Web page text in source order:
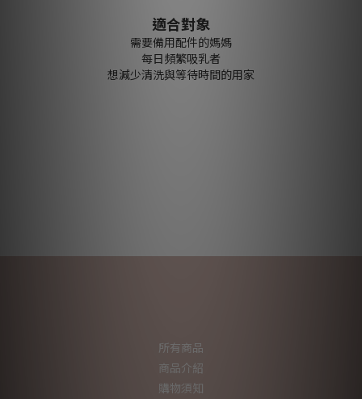
適合對象
需要備用配件的媽媽
每日頻繁吸乳者
想減少清洗與等待時間的用家
所有商品
商品介紹
購物須知